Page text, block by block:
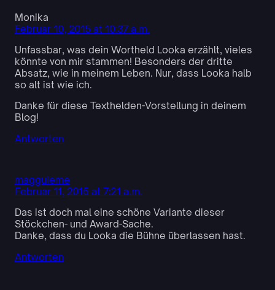
Monika
Februar 10, 2015 at 10:37 a.m.
Unfassbar, was dein Wortheld Looka erzählt, vieles
könnte von mir stammen! Besonders der dritte
Absatz, wie in meinem Leben. Nur, dass Looka halb
so alt ist wie ich.
Danke für diese Texthelden-Vorstellung in deinem
Blog!
Antworten
magguieme
Februar 11, 2015 at 7:21 a.m.
Das ist doch mal eine schöne Variante dieser
Stöckchen- und Award-Sache.
Danke, dass du Looka die Bühne überlassen hast.
Antworten